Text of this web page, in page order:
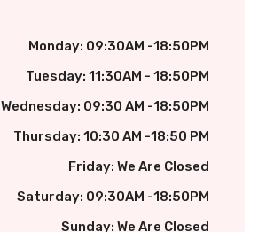
Monday: 09:30AM -18:50PM
Tuesday: 11:30AM - 18:50PM
Wednesday: 09:30 AM -18:50PM
Thursday: 10:30 AM -18:50 PM
Friday: We Are Closed
Saturday: 09:30AM -18:50PM
Sunday: We Are Closed